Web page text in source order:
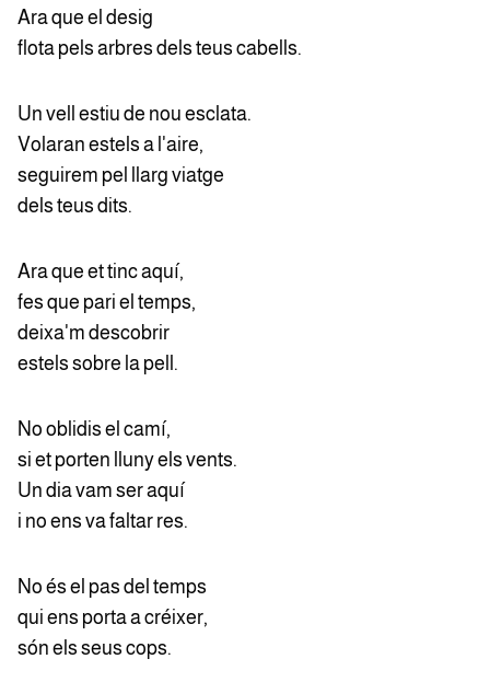
Ara que el desig
flota pels arbres dels teus cabells.
Un vell estiu de nou esclata.
Volaran estels a l'aire,
seguirem pel llarg viatge
dels teus dits.
Ara que et tinc aquí,
fes que pari el temps,
deixa'm descobrir
estels sobre la pell.
No oblidis el camí,
si et porten lluny els vents.
Un dia vam ser aquí
i no ens va faltar res.
No és el pas del temps
qui ens porta a créixer,
són els seus cops.